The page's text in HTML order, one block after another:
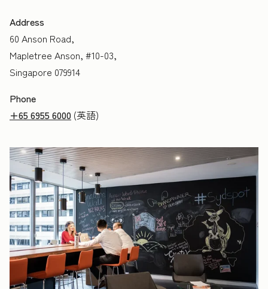
Address
60 Anson Road,
Mapletree Anson, #10-03,
Singapore 079914
Phone
+65 6955 6000 (英語)